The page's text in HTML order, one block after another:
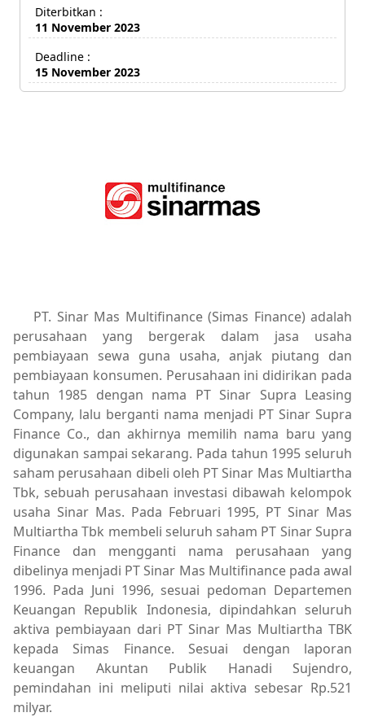
Diterbitkan :
11 November 2023
Deadline :
15 November 2023
PT. Sinar Mas Multifinance (Simas Finance) adalah
perusahaan yang bergerak dalam jasa usaha
pembiayaan sewa guna usaha, anjak piutang dan
pembiayaan konsumen. Perusahaan ini didirikan pada
tahun 1985 dengan nama PT Sinar Supra Leasing
Company, lalu berganti nama menjadi PT Sinar Supra
Finance Co., dan akhirnya memilih nama baru yang
digunakan sampai sekarang. Pada tahun 1995 seluruh
saham perusahaan dibeli oleh PT Sinar Mas Multiartha
Tbk, sebuah perusahaan investasi dibawah kelompok
usaha Sinar Mas. Pada Februari 1995, PT Sinar Mas
Multiartha Tbk membeli seluruh saham PT Sinar Supra
Finance dan mengganti nama perusahaan yang
dibelinya menjadi PT Sinar Mas Multifinance pada awal
1996. Pada Juni 1996, sesuai pedoman Departemen
Keuangan Republik Indonesia, dipindahkan seluruh
aktiva pembiayaan dari PT Sinar Mas Multiartha TBK
kepada Simas Finance. Sesuai dengan laporan
keuangan Akuntan Publik Hanadi Sujendro,
pemindahan ini meliputi nilai aktiva sebesar Rp.521
milyar.